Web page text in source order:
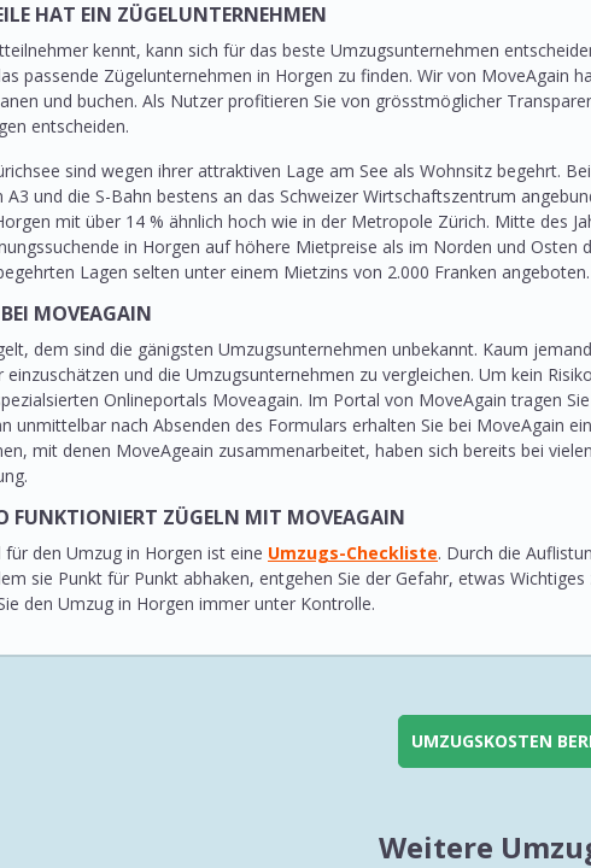
HAT EIN ZÜGELUNTERNEHMEN
kennt, kann sich für das beste Umzugsunternehmen
passende Zügelunternehmen in Horgen zu finden. Wir von MoveAgain
und buchen. Als Nutzer profitieren Sie von grösstmöglicher
entscheiden.
sind wegen ihrer attraktiven Lage am See als Wohnsitz begehrt.
A3 und die S-Bahn bestens an das Schweizer Wirtschaftszentrum
mit über 14 % ähnlich hoch wie in der Metropole Zürich. Mitte des
in Horgen auf höhere Mietpreise als im Norden und
Lagen selten unter einem Mietzins von 2.000 Franken angeboten.
MOVEAGAIN
dem sind die gänigsten Umzugsunternehmen unbekannt. Kaum
einzuschätzen und die Umzugsunternehmen zu vergleichen. Um kein
Onlineportals Moveagain. Im Portal von MoveAgain tragen
unmittelbar nach Absenden des Formulars erhalten Sie bei MoveAgain
mit denen MoveAgeain zusammenarbeitet, haben sich bereits bei
FUNKTIONIERT ZÜGELN MIT MOVEAGAIN
den Umzug in Horgen ist eine Umzugs-Checkliste. Durch die
sie Punkt für Punkt abhaken, entgehen Sie der Gefahr, etwas
den Umzug in Horgen immer unter Kontrolle.
UMZUGSKOSTEN
Weitere